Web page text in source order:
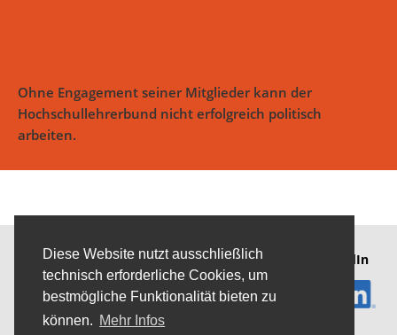
Diese Website nutzt ausschließlich
technisch erforderliche Cookies, um
bestmögliche Funktionalität bieten zu
können. Mehr Infos
Ohne Engagement seiner Mitglieder kann der
Hochschullehrerbund nicht erfolgreich politisch
arbeiten.
Mitglied von Mitglied von auf LinkedIn